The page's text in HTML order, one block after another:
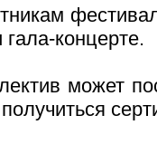
концерте.
может